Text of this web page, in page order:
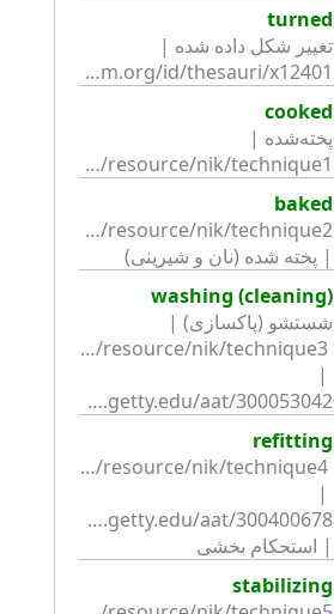
turned
http://collection.britishmuseum.org/id/thesauri/x12401
cooked
http://qoqnus.nosa.com/resource/nik/technique1
baked
| پخته شده (نان و شیرینی)
washing (cleaning)
resource/nik/technique3
|
http://vocab.getty.edu/aat/300053042
refitting
resource/nik/technique4
|
| استحکام بخشی
stabilizing